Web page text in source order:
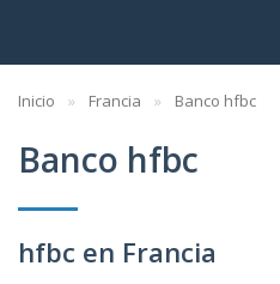
Inicio Francia Banco hfbc
Banco hfbc
hfbc en Francia